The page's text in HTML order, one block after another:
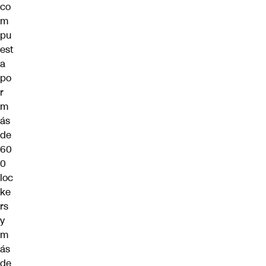
co
m
pu
est
a
po
r
m
ás
de
60
0
loc
ke
rs
y
m
ás
de